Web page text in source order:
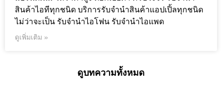
สินค้าไอทีทุกชนิด บริการรับจำนำสินค้าแอปเปิ้ลทุกชนิด
ไม่ว่าจะเป็น รับจำนำไอโฟน รับจำนำไอแพด
ดูเพิ่มเติม »
ดูบทความทั้งหมด